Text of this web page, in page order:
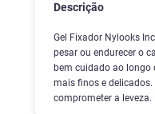
Descrição
Gel Fixador Nylooks
pesar ou endurecer o
bem cuidado ao longo
mais finos e
comprometer a